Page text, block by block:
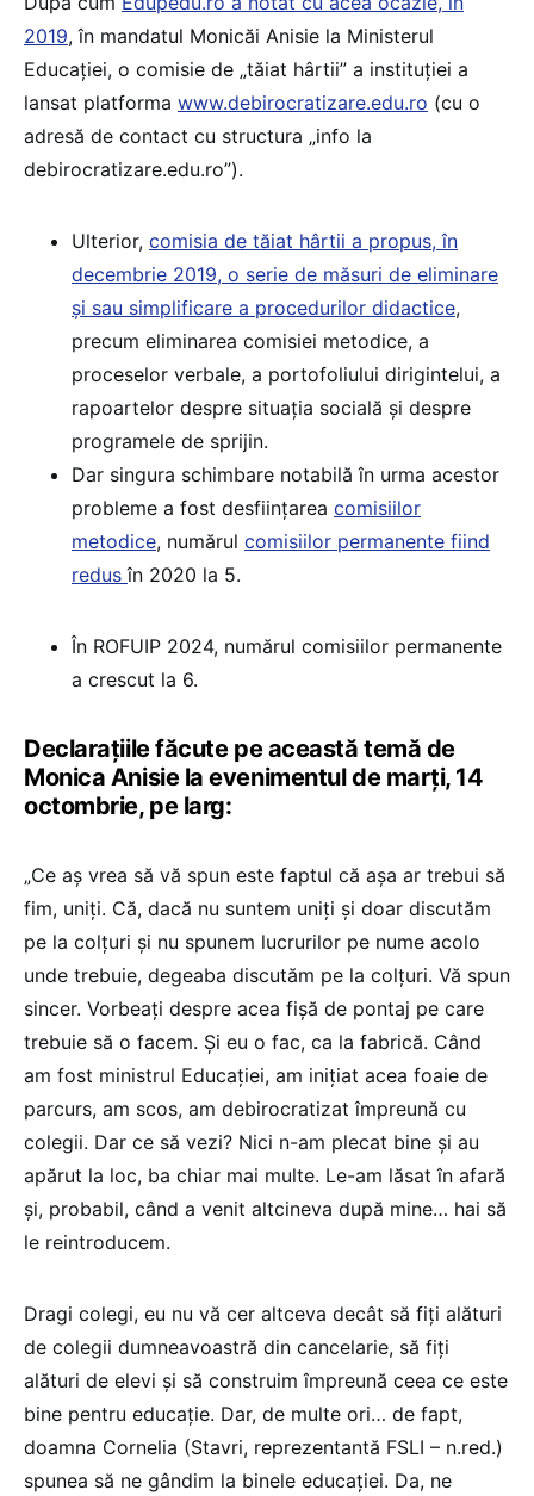
2019, în mandatul Monicăi Anisie la Ministerul
Educației, o comisie de „tăiat hârtii” a instituției a
lansat platforma www.debirocratizare.edu.ro (cu o
adresă de contact cu structura „info la
debirocratizare.edu.ro”).
Ulterior, comisia de tăiat hârtii a propus, în
decembrie 2019, o serie de măsuri de eliminare
și sau simplificare a procedurilor didactice,
precum eliminarea comisiei metodice, a
proceselor verbale, a portofoliului dirigintelui, a
rapoartelor despre situația socială și despre
programele de sprijin.
Dar singura schimbare notabilă în urma acestor
probleme a fost desființarea comisiilor
metodice, numărul comisiilor permanente fiind
redusîn 2020 la 5.
În ROFUIP 2024, numărul comisiilor permanente
a crescut la 6.
Declarațiile făcute pe această temă de
Monica Anisie la evenimentul de marți, 14
octombrie, pe larg:
„Ce aș vrea să vă spun este faptul că așa ar trebui să
fim, uniți. Că, dacă nu suntem uniți și doar discutăm
pe la colțuri și nu spunem lucrurilor pe nume acolo
unde trebuie, degeaba discutăm pe la colțuri. Vă spun
sincer. Vorbeați despre acea fișă de pontaj pe care
trebuie să o facem. Și eu o fac, ca la fabrică. Când
am fost ministrul Educației, am inițiat acea foaie de
parcurs, am scos, am debirocratizat împreună cu
colegii. Dar ce să vezi? Nici n-am plecat bine și au
apărut la loc, ba chiar mai multe. Le-am lăsat în afară
și, probabil, când a venit altcineva după mine… hai să
le reintroducem.
Dragi colegi, eu nu vă cer altceva decât să fiți alături
de colegii dumneavoastră din cancelarie, să fiți
alături de elevi și să construim împreună ceea ce este
bine pentru educație. Dar, de multe ori… de fapt,
doamna Cornelia (Stavri, reprezentantă FSLI – n.red.)
spunea să ne gândim la binele educației. Da, ne